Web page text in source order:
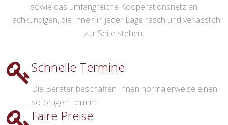
sowie das umfangreiche Kooperationsnetz an
Fachkundigen, die Ihnen in jeder Lage rasch und verlässlich
zur Seite stehen.
Schnelle Termine
Die Berater beschaffen Ihnen normalerweise einen
sofortigen Termin.
Faire Preise